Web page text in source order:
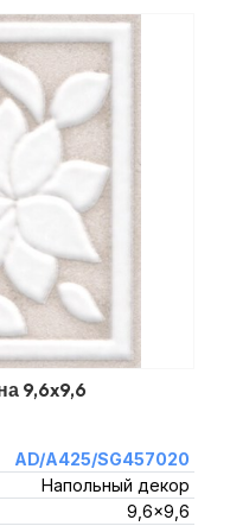
9,6x9,6
AD/A425/SG457020
Напольный декор
9,6x9,6